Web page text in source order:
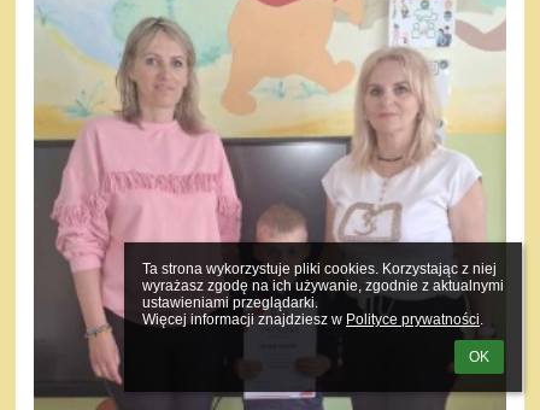
Ta strona wykorzystuje pliki cookies. Korzystając z niej
wyrażasz zgodę na ich używanie, zgodnie z aktualnymi
ustawieniami przeglądarki.
Więcej informacji znajdziesz w Polityce prywatności.
OK